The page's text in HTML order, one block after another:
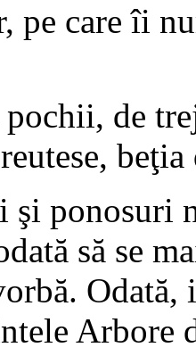
pe care îi
de
şi ponosuri
să se
Arbore